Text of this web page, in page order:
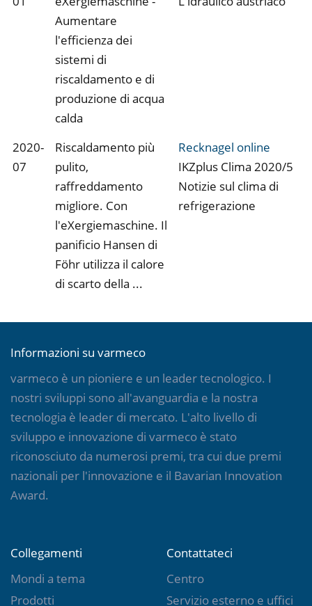
Aumentare
l'efficienza dei
sistemi di
riscaldamento e di
produzione di acqua
calda
2020-
07
Riscaldamento più
pulito,
raffreddamento
migliore. Con
l'eXergiemaschine. Il
panificio Hansen di
Föhr utilizza il calore
di scarto della ...
Recknagel online
IKZplus Clima 2020/5
Notizie sul clima di
refrigerazione
Informazioni su varmeco
varmeco è un pioniere e un leader tecnologico. I
nostri sviluppi sono all'avanguardia e la nostra
tecnologia è leader di mercato. L'alto livello di
sviluppo e innovazione di varmeco è stato
riconosciuto da numerosi premi, tra cui due premi
nazionali per l'innovazione e il Bavarian Innovation
Award.
Collegamenti
Mondi a tema
Prodotti
Contattateci
Centro
Servizio esterno e uffici